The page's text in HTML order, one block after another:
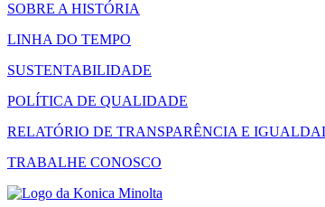
SOBRE A HISTÓRIA
LINHA DO TEMPO
SUSTENTABILIDADE
POLÍTICA DE QUALIDADE
RELATÓRIO DE TRANSPARÊNCIA E
TRABALHE CONOSCO